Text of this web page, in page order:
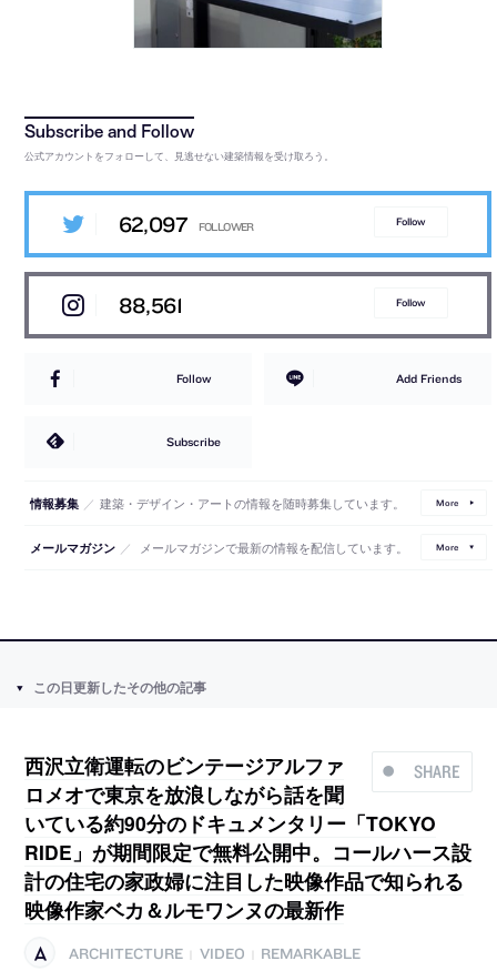
公式アカウントをフォローして、見逃せない建築情報を受け取ろう。
62,097 Follow
88,561 Follow
Follow Add Friends
Subscribe
情報募集 ／ 建築・デザイン・アートの情報を随時募集しています。 More
メールマガジン ／ メールマガジンで最新の情報を配信しています。 More
この日更新したその他の記事
SHARE
西沢立衛運転のビンテージアルファ
ロメオで東京を放浪しながら話を聞
いている約90分のドキュメンタリー「TOKYO
RIDE」が期間限定で無料公開中。コールハース設
計の住宅の家政婦に注目した映像作品で知られる
映像作家ベカ＆ルモワンヌの最新作
ARCHITECTURE VIDEO REMARKABLE